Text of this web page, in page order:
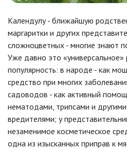
Календулу - ближайшую
маргаритки и других
сложноцветных - многие знают
Уже давно это «универсальное»
популярность: в народе - как
средство при многих
садоводов - как активный
нематодами, трипсами и
вредителями; у
незаменимое косметическое
одна из изысканных приправ к